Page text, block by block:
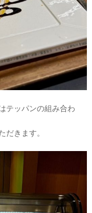
テッパンの組み合わ
だきます。